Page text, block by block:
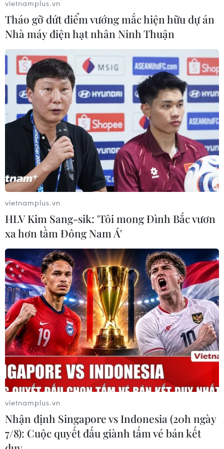
vietnamplus.vn
Tháo gỡ dứt điểm vướng mắc hiện hữu dự án
Nhà máy điện hạt nhân Ninh Thuận
vietnamplus.vn
HLV Kim Sang-sik: 'Tôi mong Đình Bắc vươn
xa hơn tầm Đông Nam Á'
vietnamplus.vn
Nhận định Singapore vs Indonesia (20h ngày
7/8): Cuộc quyết đấu giành tấm vé bán kết